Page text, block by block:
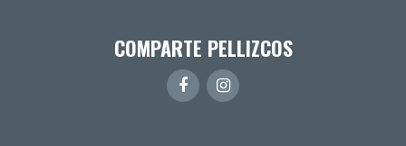
COMPARTE PELLIZCOS